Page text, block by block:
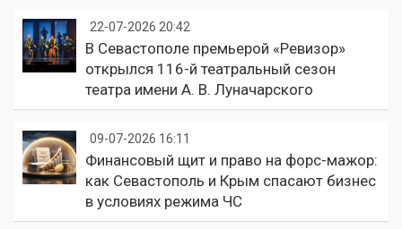
22-07-2026 20:42
В Севастополе премьерой «Ревизор»
открылся 116-й театральный сезон
театра имени А. В. Луначарского
09-07-2026 16:11
Финансовый щит и право на форс-мажор:
как Севастополь и Крым спасают бизнес
в условиях режима ЧС